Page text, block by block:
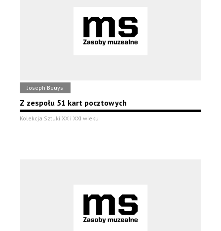
Joseph Beuys
Z zespołu 51 kart pocztowych
Kolekcja Sztuki XX i XXI wieku